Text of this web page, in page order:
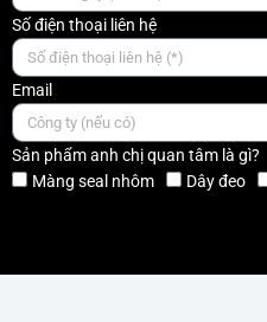
Số điện thoại liên hệ
Email
Sản phẩm anh chị quan tâm là gì?
Màng seal nhôm
Dây đeo